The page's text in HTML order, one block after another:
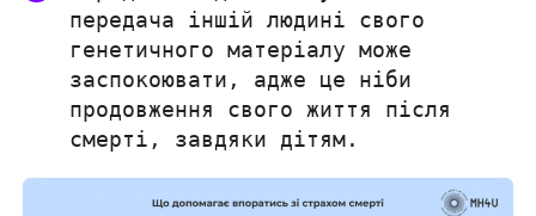
передача іншій людині свого
генетичного матеріалу може
заспокоювати, адже це ніби
продовження свого життя після
смерті, завдяки дітям.